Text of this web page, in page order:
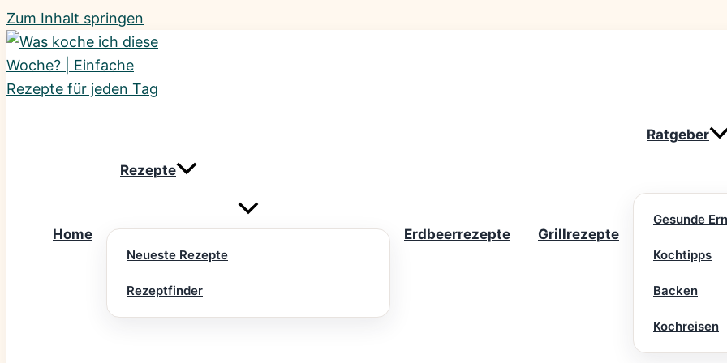
Zum Inhalt springen
Home
Rezepte
Neueste Rezepte
Rezeptfinder
Erdbeerrezepte Grillrezepte
Ratgeber
Gesunde
Kochtipps
Backen
Kochreisen